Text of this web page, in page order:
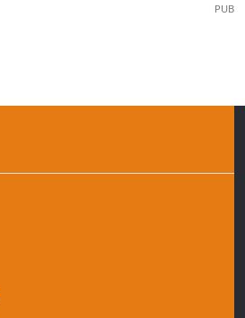
PUB